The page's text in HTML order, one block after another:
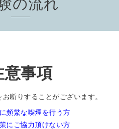
意事項
断りすることがございます。
頻繁な喫煙を行う方
にご協力頂けない方